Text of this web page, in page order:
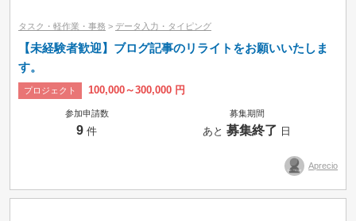
タスク・軽作業・事務 > データ入力・タイピング
【未経験者歓迎】ブログ記事のリライトをお願いいたしま
す。
プロジェクト 100,000～300,000 円
参加申請数
9 件
募集期間
あと募集終了 日
Aprecio